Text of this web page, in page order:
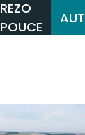
REZO
POUCE